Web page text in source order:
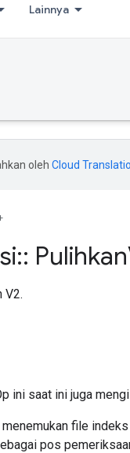
Lainnya
oleh Cloud
:: Pulihkan
V2.
ini saat ini juga
file
pos